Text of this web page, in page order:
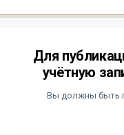
Для
учётную
Вы должны быть